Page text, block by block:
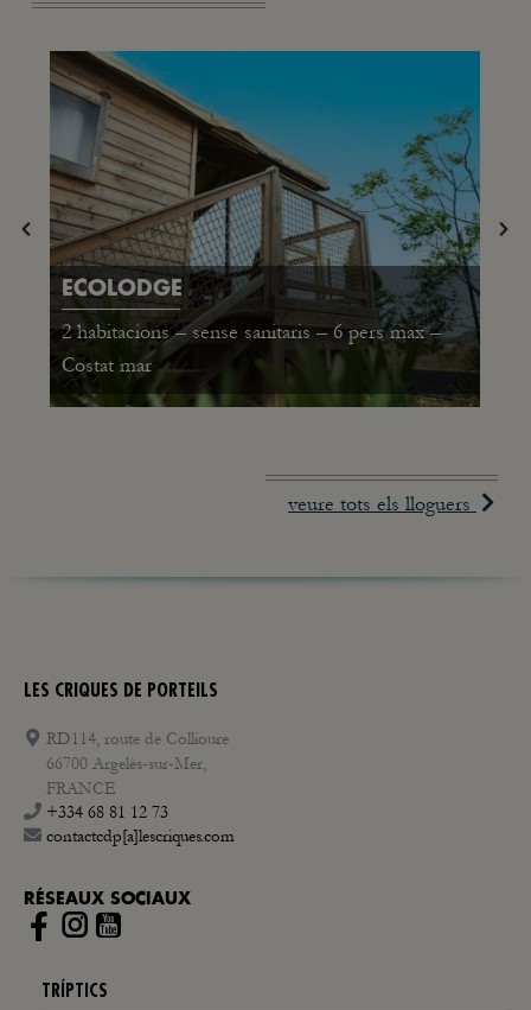
ECOLODGE
2 habitacions – sense sanitaris – 6 pers max –
Costat mar
veure tots els lloguers
LES CRIQUES DE PORTEILS
RD114, route de Collioure
66700 Argelès-sur-Mer,
FRANCE
+334 68 81 12 73
contactcdp[a]lescriques.com
RÉSEAUX SOCIAUX
Instagram
TRÍPTICS